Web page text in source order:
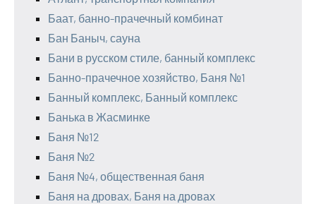
Баат, банно-прачечный комбинат
Бан Баныч, сауна
Бани в русском стиле, банный комплекс
Банно-прачечное хозяйство, Баня №1
Банный комплекс, Банный комплекс
Банька в Жасминке
Баня №12
Баня №2
Баня №4, общественная баня
Баня на дровах, Баня на дровах